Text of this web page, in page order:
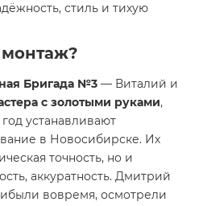
стиль и тихую
Бригада №3 — Виталий и
с золотыми руками,
устанавливают
в Новосибирске. Их
точность, но и
аккуратность. Дмитрий
вовремя, осмотрели